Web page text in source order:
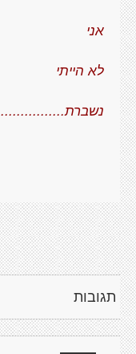
אני
לא הייתי
נשברת................
תגובות